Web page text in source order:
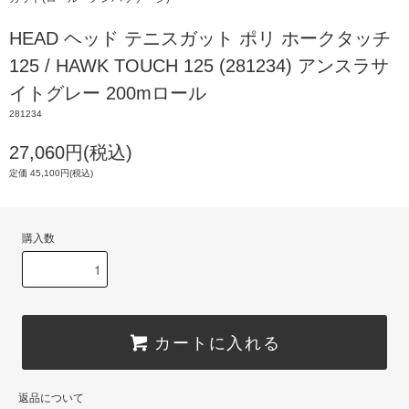
HEAD ヘッド テニスガット ポリ ホークタッチ
125 / HAWK TOUCH 125 (281234) アンスラサ
イトグレー 200mロール
281234
27,060円(税込)
定価 45,100円(税込)
購入数
カートに入れる
返品について